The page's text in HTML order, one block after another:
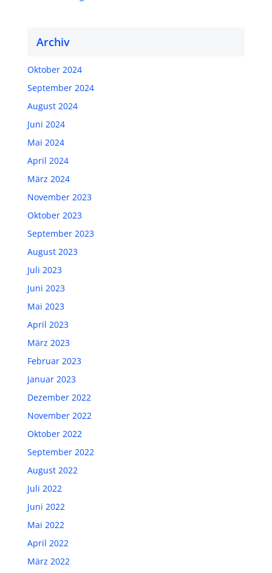
Archiv
Oktober 2024
September 2024
August 2024
Juni 2024
Mai 2024
April 2024
März 2024
November 2023
Oktober 2023
September 2023
August 2023
Juli 2023
Juni 2023
Mai 2023
April 2023
März 2023
Februar 2023
Januar 2023
Dezember 2022
November 2022
Oktober 2022
September 2022
August 2022
Juli 2022
Juni 2022
Mai 2022
April 2022
März 2022